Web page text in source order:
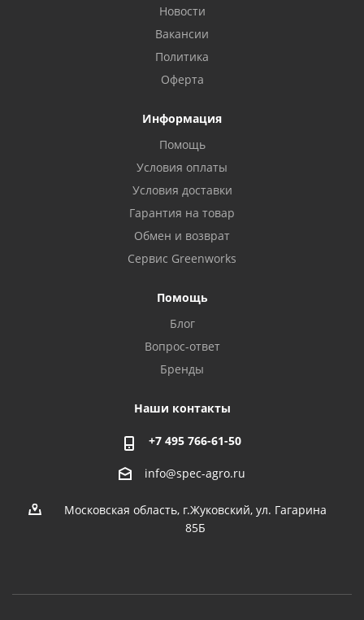
Новости
Вакансии
Политика
Оферта
Информация
Помощь
Условия оплаты
Условия доставки
Гарантия на товар
Обмен и возврат
Сервис Greenworks
Помощь
Блог
Вопрос-ответ
Бренды
Наши контакты
+7 495 766-61-50
info@spec-agro.ru
Московская область, г.Жуковский, ул. Гагарина
85Б